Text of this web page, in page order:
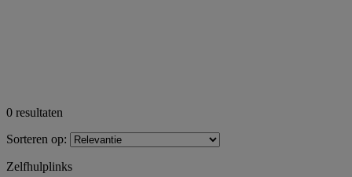
0 resultaten
Sorteren op:
Zelfhulplinks